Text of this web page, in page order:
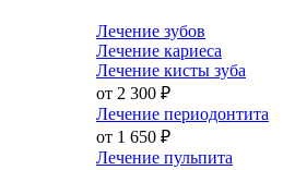
Лечение зубов
Лечение кариеса
Лечение кисты зуба
от 2 300 ₽
Лечение периодонтита
от 1 650 ₽
Лечение пульпита